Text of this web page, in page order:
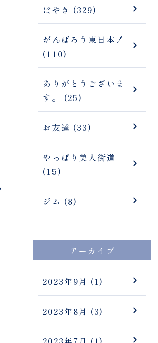
ぼやき (329)
がんばろう東日本！
(110)
ありがとうございま
す。 (25)
お友達 (33)
やっぱり美人街道
(15)
ジム (8)
アーカイブ
2023年9月 (1)
2023年8月 (3)